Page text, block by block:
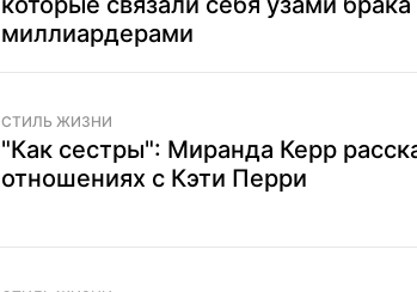
миллиардерами
СТИЛЬ ЖИЗНИ
"Как сестры": Миранда Керр
отношениях с Кэти Перри